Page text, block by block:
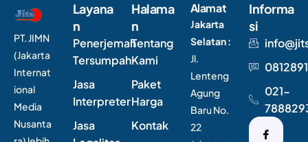
PT. JIMN
(Jakarta
Internat
ional
Media
Nusanta
Layana
n
Penerjemah
Tersumpah
Jasa
Interpreter
Jasa
Halama
n
Tentang
Kami
Paket
Harga
Kontak
Alamat
Jakarta
Selatan :
Jl.
Lenteng
Agung
Baru No.
22
Informa
si
021-